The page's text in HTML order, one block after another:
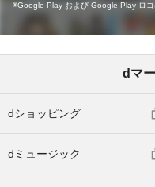
Google Play および Google Play ロゴ
dマ
dショッピング
dミュージック